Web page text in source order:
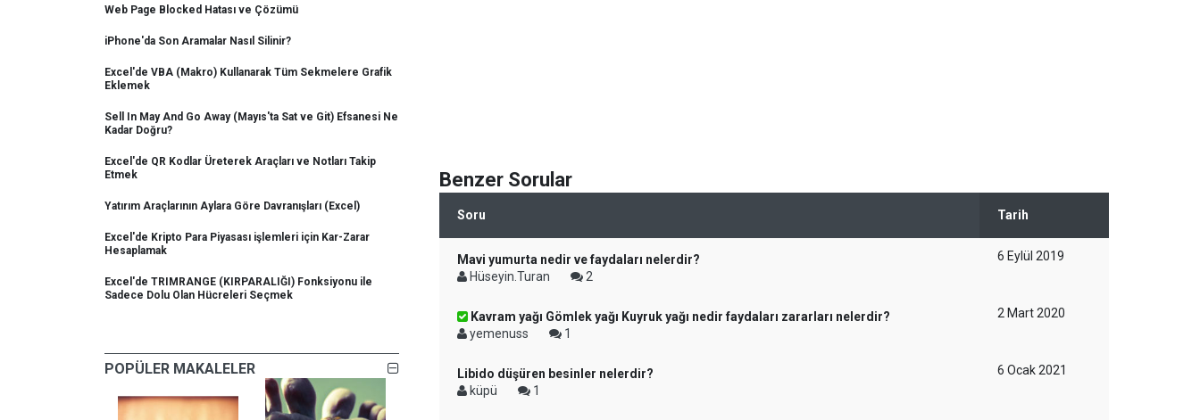
Web Page Blocked Hatası ve Çözümü
iPhone'da Son Aramalar Nasıl Silinir?
Excel'de VBA (Makro) Kullanarak Tüm Sekmelere Grafik
Eklemek
Sell In May And Go Away (Mayıs'ta Sat ve Git) Efsanesi Ne
Kadar Doğru?
Excel'de QR Kodlar Üreterek Araçları ve Notları Takip
Etmek
Yatırım Araçlarının Aylara Göre Davranışları (Excel)
Excel'de Kripto Para Piyasası işlemleri için Kar-Zarar
Hesaplamak
Excel'de TRIMRANGE (KIRPARALIĞI) Fonksiyonu ile
Sadece Dolu Olan Hücreleri Seçmek
POPÜLER MAKALELER
Benzer Sorular
Soru Tarih
Mavi yumurta nedir ve faydaları nelerdir?
Hüseyin.Turan
2
6 Eylül 2019
Kavram yağı Gömlek yağı Kuyruk yağı nedir faydaları zararları nelerdir?
yemenuss
1
2 Mart 2020
Libido düşüren besinler nelerdir?
küpü
1
6 Ocak 2021